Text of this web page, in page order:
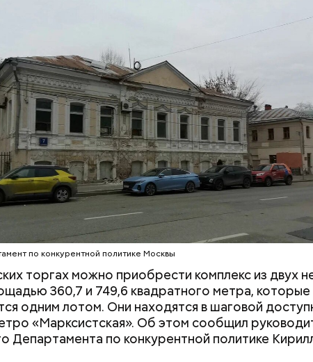
по конкурентной политике Москвы
торгах можно приобрести комплекс из двух
360,7 и 749,6 квадратного метра, которые
одним лотом. Они находятся в шаговой
«Марксистская». Об этом сообщил
Департамента по конкурентной политике
реновации могут попасть:
проекта выступает ГК «Галс-Девелопмент»,
департамента градостроительной политики.
Маникюр кокошником
украшу: тренды маникюра в
Москве летом 2026
Выломал дверь
зарезал:
жестоко убил
жену